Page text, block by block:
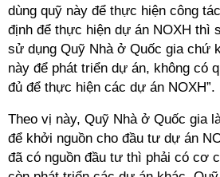
dùng quỹ này để thực hiện công
định để thực hiện dự án NOXH thì
sử dụng Quỹ Nhà ở Quốc gia chứ
này để phát triển dự án, không có
Theo vị này, Quỹ Nhà ở Quốc gia
để khởi nguồn cho đầu tư dự án
đã có nguồn đầu tư thì phải có cơ